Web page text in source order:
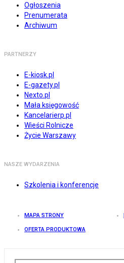
Ogłoszenia
Prenumerata
Archiwum
PARTNERZY
E-kiosk.pl
E-gazety.pl
Nexto.pl
Mała księgowość
Kancelarierp.pl
Wieści Rolnicze
Życie Warszawy
NASZE WYDARZENIA
Szkolenia i konferencje
MAPA STRONY
OFERTA PRODUKTOWA